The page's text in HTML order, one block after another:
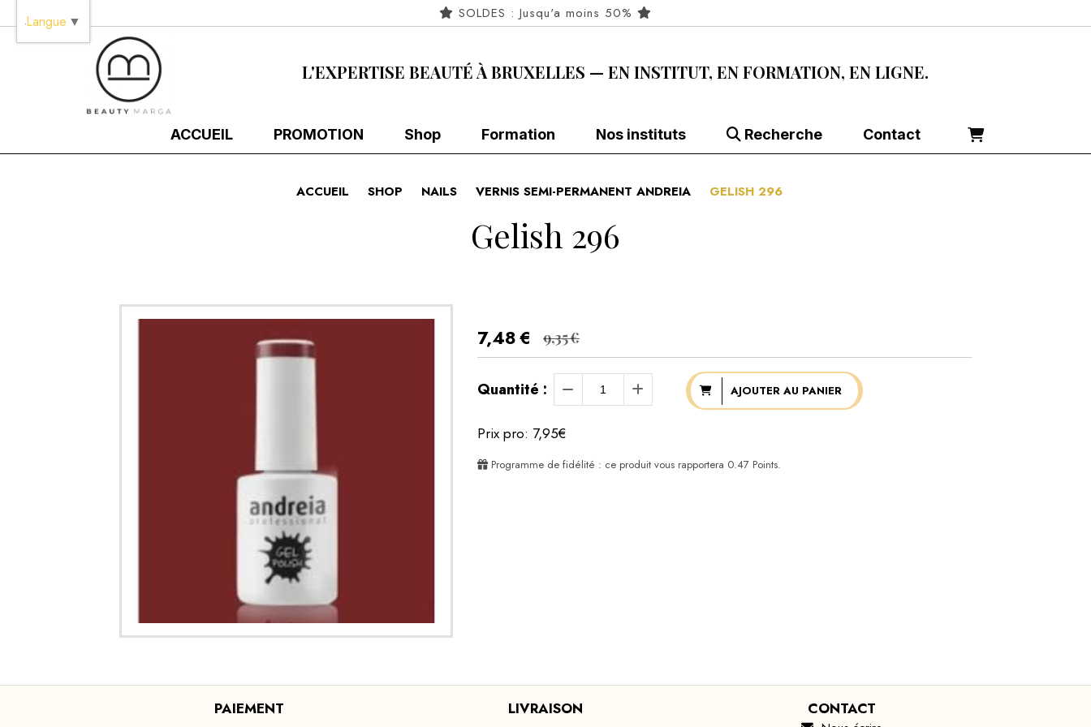
SOLDES : Jusqu'a moins 50%
L'EXPERTISE BEAUTÉ À BRUXELLES — EN INSTITUT, EN FORMATION, EN LIGNE.
ACCUEIL PROMOTION Shop Formation Nos instituts Recherche Contact
ACCUEIL SHOP NAILS VERNIS SEMI-PERMANENT ANDREIA GELISH 296
Gelish 296
7,48€ 9,35€
Quantité : AJOUTER AU PANIER
Prix pro: 7,95€
Programme de fidélité : ce produit vous rapportera 0.47Points.
PAIEMENT LIVRAISON CONTACT
Langue ▼